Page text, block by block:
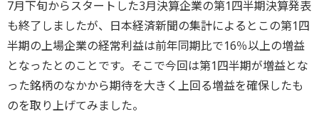
7月下旬からスタートした3月決算企業の第1四半期決算発表
も終了しましたが、日本経済新聞の集計によるとこの第1四
半期の上場企業の経常利益は前年同期比で16％以上の増益
となったとのことです。そこで今回は第1四半期が増益とな
った銘柄のなかから期待を大きく上回る増益を確保したも
のを取り上げてみました。